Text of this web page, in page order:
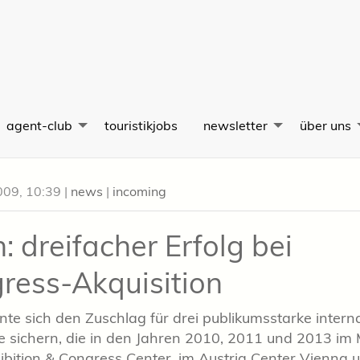
agent-club touristikjobs newsletter über uns
10:39 | news | incoming
dreifacher Erfolg bei
Akquisition
sich den Zuschlag für drei publikumsstarke
sichern, die in den Jahren 2010, 2011 und 2013 im